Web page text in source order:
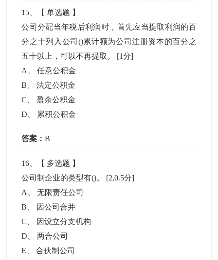
15 、【单选题 】
公司分配当年税后利润时，首先应当提取利润的百
分之十列入公司()累计额为公司注册资本的百分之
五十以上，可以不再提取。 [1分]
A
、任意公积金
B 、法定公积金
C 、盈余公积金
D
累积公积金
答案：B
16 、【 多选题 】
公司制企业的类型有()。 [2,0.5分]
A
、无限责任公司
B
因公司合并
C
因设立分支机构
D 、两合公司
E 、合伙制公司